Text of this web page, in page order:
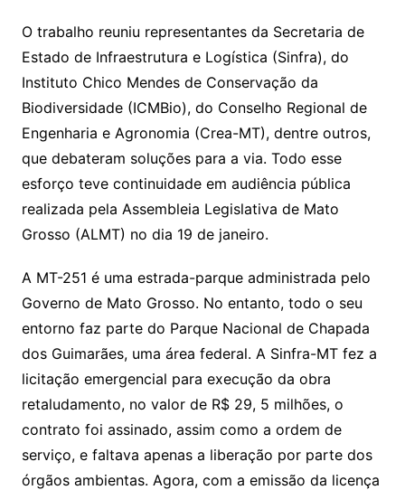
O trabalho reuniu representantes da Secretaria de
Estado de Infraestrutura e Logística (Sinfra), do
Instituto Chico Mendes de Conservação da
Biodiversidade (ICMBio), do Conselho Regional de
Engenharia e Agronomia (Crea-MT), dentre outros,
que debateram soluções para a via. Todo esse
esforço teve continuidade em audiência pública
realizada pela Assembleia Legislativa de Mato
Grosso (ALMT) no dia 19 de janeiro.
A MT-251 é uma estrada-parque administrada pelo
Governo de Mato Grosso. No entanto, todo o seu
entorno faz parte do Parque Nacional de Chapada
dos Guimarães, uma área federal. A Sinfra-MT fez a
licitação emergencial para execução da obra
retaludamento, no valor de R$ 29, 5 milhões, o
contrato foi assinado, assim como a ordem de
serviço, e faltava apenas a liberação por parte dos
órgãos ambientas. Agora, com a emissão da licença